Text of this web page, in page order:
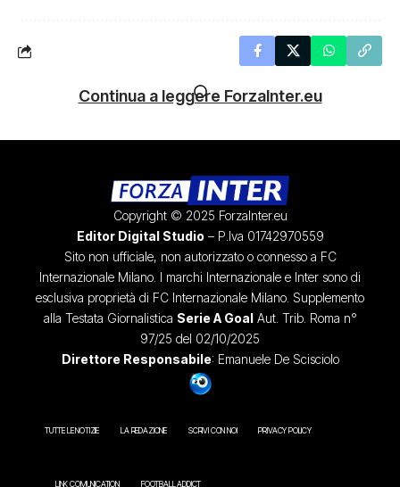
Continua a leggere ForzaInter.eu
Copyright © 2025 ForzaInter.eu
Editor Digital Studio – P.Iva 01742970559
Sito non ufficiale, non autorizzato o connesso a FC
Internazionale Milano. I marchi Internazionale e Inter sono di
esclusiva proprietà di FC Internazionale Milano. Supplemento
alla Testata Giornalistica Serie A GoalAut. Trib. Roma n°
97/25 del 02/10/2025
Direttore Responsabile: Emanuele De Scisciolo
TUTTE LE NOTIZIE LA REDAZIONE SCRIVI CON NOI PRIVACY POLICY
LINK COMUNICATION FOOTBALL ADDICT